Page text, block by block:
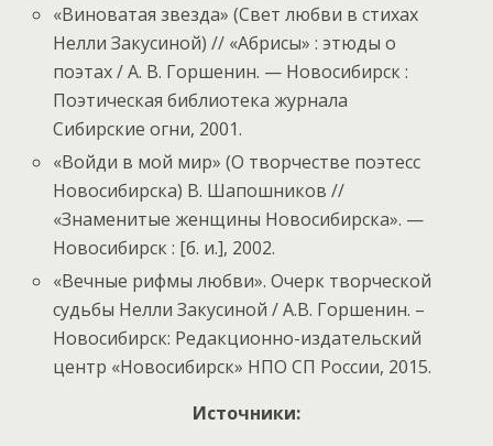
«Виноватая звезда» (Свет любви в стихах
Нелли Закусиной) // «Абрисы» : этюды о
поэтах / А. В. Горшенин. — Новосибирск :
Поэтическая библиотека журнала
Сибирские огни, 2001.
«Войди в мой мир» (О творчестве поэтесс
Новосибирска) В. Шапошников //
«Знаменитые женщины Новосибирска». —
Новосибирск : [б. и.], 2002.
«Вечные рифмы любви». Очерк творческой
судьбы Нелли Закусиной / А.В. Горшенин. –
Новосибирск: Редакционно-издательский
центр «Новосибирск» НПО СП России, 2015.
Источники: